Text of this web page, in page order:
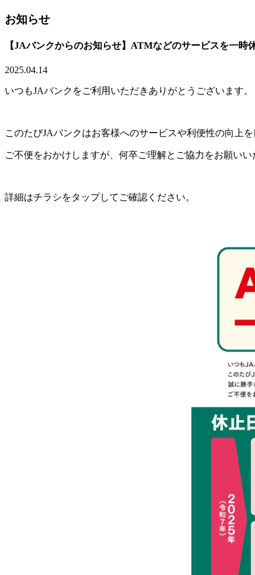
お知らせ
【JAバンクからのお知らせ】ATMなどのサービスを一時
2025.04.14
いつもJAバンクをご利用いただきありがとうございます。
このたびJAバンクはお客様へのサービスや利便性の向上
ご不便をおかけしますが、何卒ご理解とご協力をお願いい
詳細はチラシをタップしてご確認ください。